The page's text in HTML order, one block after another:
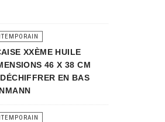
XXÈME HUILE
46 X 38 CM
EN BAS